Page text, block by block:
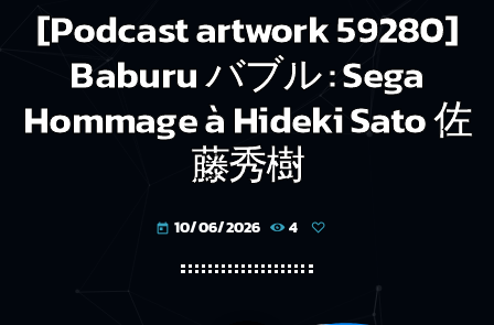
[Podcast artwork 59280]
Baburu バブル : Sega
Hommage à Hideki Sato 佐
藤秀樹
today 10/06/2026 4